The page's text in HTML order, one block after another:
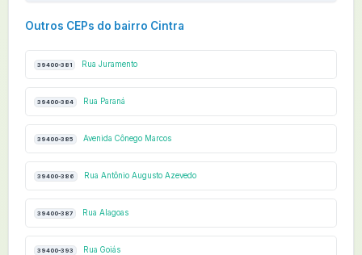
Outros CEPs do bairro Cintra
39400-381 Rua Juramento
39400-384 Rua Paraná
39400-385 Avenida Cônego Marcos
39400-386 Rua Antônio Augusto Azevedo
39400-387 Rua Alagoas
39400-393 Rua Goiás